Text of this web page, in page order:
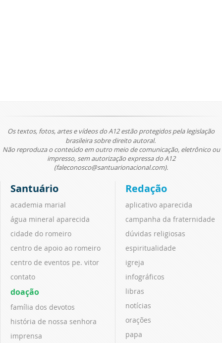
Os textos, fotos, artes e vídeos do A12 estão protegidos pela legislação
brasileira sobre direito autoral.
Não reproduza o conteúdo em outro meio de comunicação, eletrônico ou
impresso, sem autorização expressa do A12
(faleconosco@santuarionacional.com).
Santuário
academia marial
água mineral aparecida
cidade do romeiro
centro de apoio ao romeiro
centro de eventos pe. vitor
contato
doação
família dos devotos
história de nossa senhora
imprensa
Redação
aplicativo aparecida
campanha da fraternidade
dúvidas religiosas
espiritualidade
igreja
infográficos
libras
notícias
orações
papa